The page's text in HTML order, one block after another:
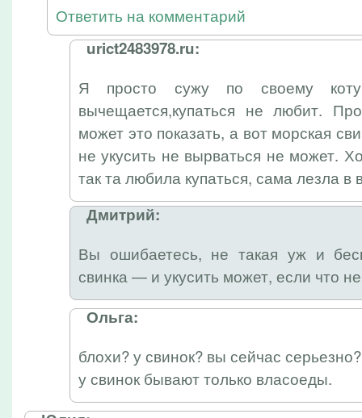
Ответить на комментарий
urict2483978.ru:
Я просто сужу по своему
вычещается,купаться не любит.
может это показать, а вот морская
не укусить не вырваться не может.
так та любила купаться, сама лезла в
Дмитрий:
Вы ошибаетесь, не такая уж и
свинка — и укусить может, если что
Ольга:
блохи? у свинок? вы сейчас
у свинок бывают только власоеды.